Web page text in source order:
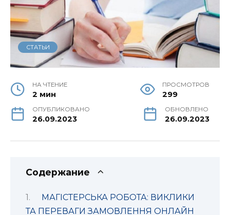
СТАТЬИ
НА ЧТЕНИЕ
2 мин
ПРОСМОТРОВ
299
ОПУБЛИКОВАНО
26.09.2023
ОБНОВЛЕНО
26.09.2023
Содержание
МАГІСТЕРСЬКА РОБОТА: ВИКЛИКИ
ТА ПЕРЕВАГИ ЗАМОВЛЕННЯ ОНЛАЙН